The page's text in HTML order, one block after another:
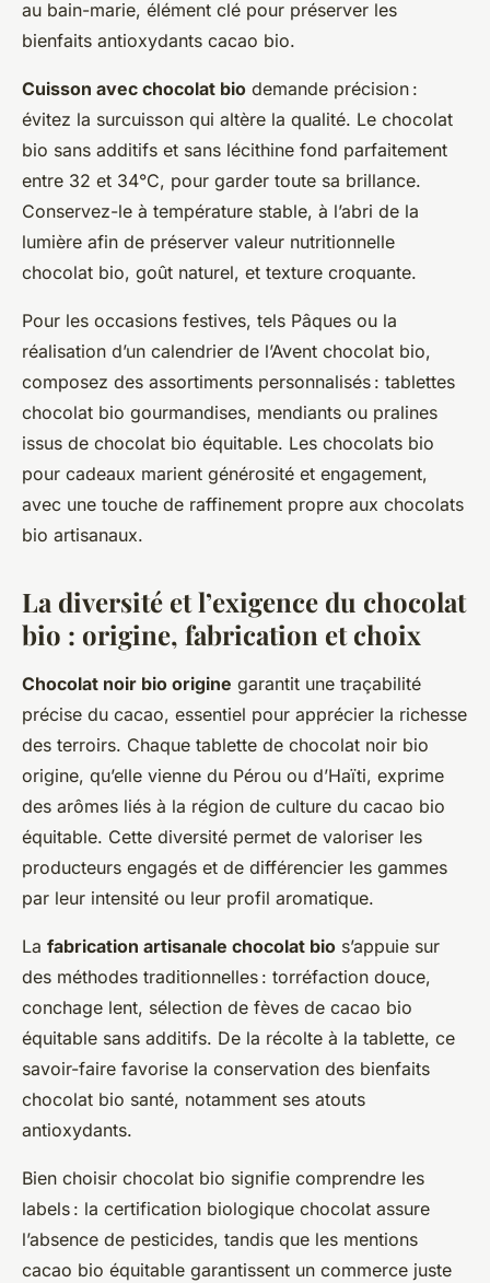
au bain-marie, élément clé pour préserver les
bienfaits antioxydants cacao bio.
Cuisson avec chocolat bio demande précision :
évitez la surcuisson qui altère la qualité. Le chocolat
bio sans additifs et sans lécithine fond parfaitement
entre 32 et 34°C, pour garder toute sa brillance.
Conservez-le à température stable, à l’abri de la
lumière afin de préserver valeur nutritionnelle
chocolat bio, goût naturel, et texture croquante.
Pour les occasions festives, tels Pâques ou la
réalisation d’un calendrier de l’Avent chocolat bio,
composez des assortiments personnalisés : tablettes
chocolat bio gourmandises, mendiants ou pralines
issus de chocolat bio équitable. Les chocolats bio
pour cadeaux marient générosité et engagement,
avec une touche de raffinement propre aux chocolats
bio artisanaux.
La diversité et l’exigence du chocolat
bio : origine, fabrication et choix
Chocolat noir bio origine garantit une traçabilité
précise du cacao, essentiel pour apprécier la richesse
des terroirs. Chaque tablette de chocolat noir bio
origine, qu’elle vienne du Pérou ou d’Haïti, exprime
des arômes liés à la région de culture du cacao bio
équitable. Cette diversité permet de valoriser les
producteurs engagés et de différencier les gammes
par leur intensité ou leur profil aromatique.
La fabrication artisanale chocolat bio s’appuie sur
des méthodes traditionnelles : torréfaction douce,
conchage lent, sélection de fèves de cacao bio
équitable sans additifs. De la récolte à la tablette, ce
savoir-faire favorise la conservation des bienfaits
chocolat bio santé, notamment ses atouts
antioxydants.
Bien choisir chocolat bio signifie comprendre les
labels : la certification biologique chocolat assure
l’absence de pesticides, tandis que les mentions
cacao bio équitable garantissent un commerce juste